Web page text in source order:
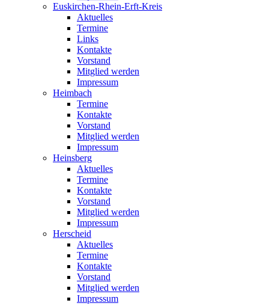
Euskirchen-Rhein-Erft-Kreis
Aktuelles
Termine
Links
Kontakte
Vorstand
Mitglied werden
Impressum
Heimbach
Termine
Kontakte
Vorstand
Mitglied werden
Impressum
Heinsberg
Aktuelles
Termine
Kontakte
Vorstand
Mitglied werden
Impressum
Herscheid
Aktuelles
Termine
Kontakte
Vorstand
Mitglied werden
Impressum